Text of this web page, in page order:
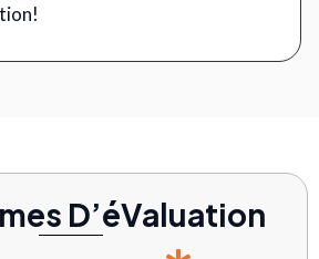
D’éValuation